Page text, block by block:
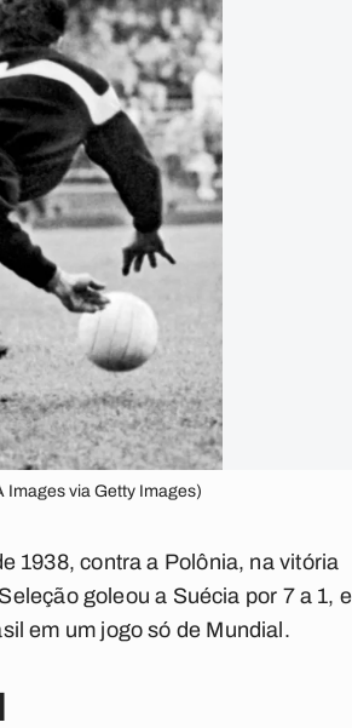
Images via Getty Images)
1938, contra a Polônia, na vitória
goleou a Suécia por 7 a 1, e
em um jogo só de Mundial.